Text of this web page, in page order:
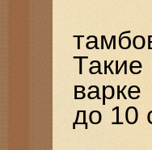
Такие
до 10